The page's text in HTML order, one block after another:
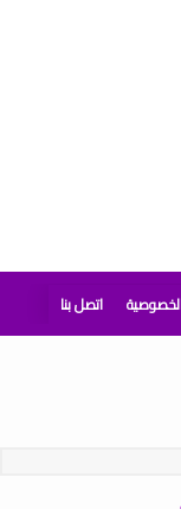
اتصل بنا